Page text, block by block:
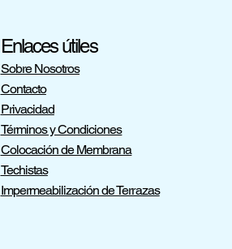
Enlaces útiles
Sobre Nosotros
Contacto
Privacidad
Términos y Condiciones
Colocación de Membrana
Techistas
Impermeabilización de Terrazas